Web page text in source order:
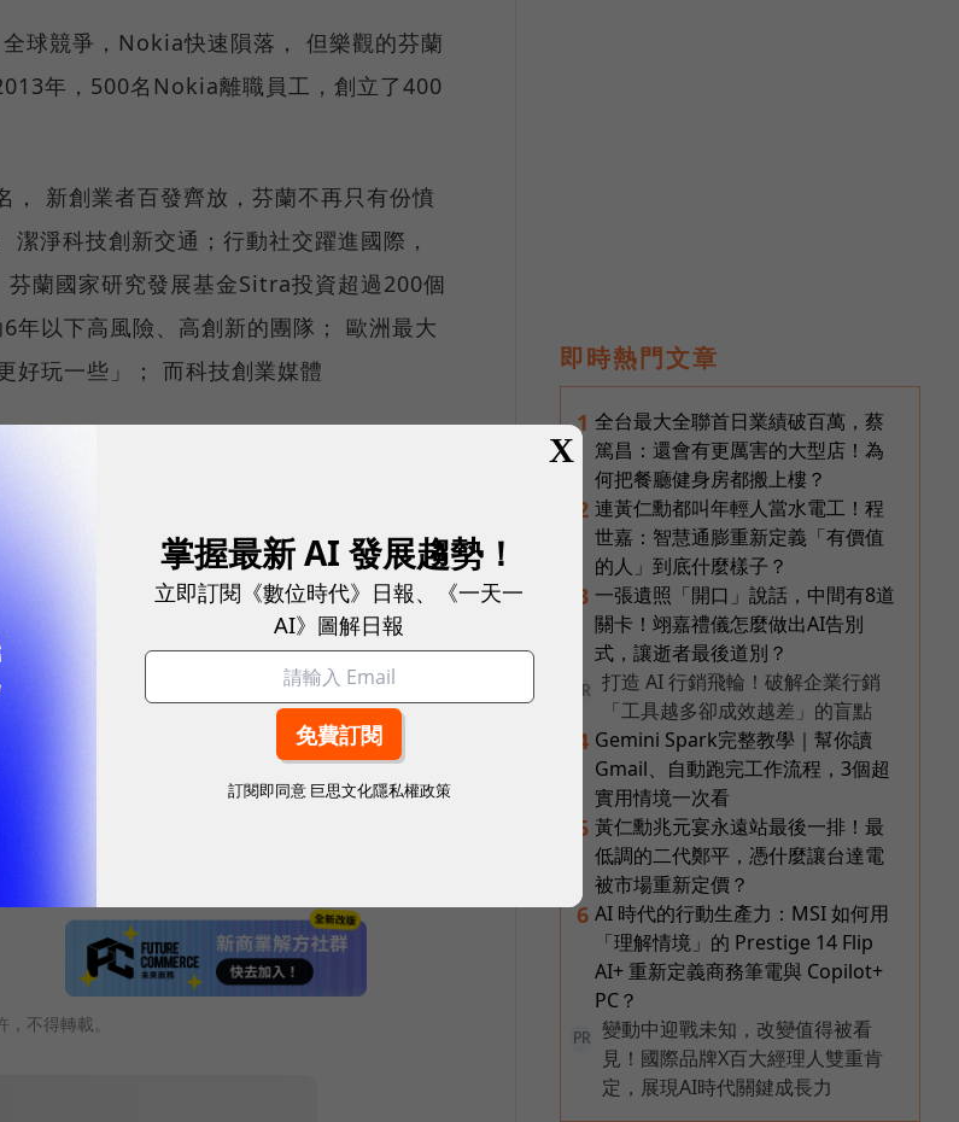
球競爭，Nokia快速隕落， 但樂觀的芬蘭
年，500名Nokia離職員工，創立了400
新創業者百發齊放，芬蘭不再只有份憤
淨科技創新交通；行動社交躍進國際，
蘭國家研究發展基金Sitra投資超過200個
年以下高風險、高創新的團隊； 歐洲最大
好玩一些」； 而科技創業媒體
數位時代》日報及社群活動訊息
亞洲的台灣，新世代的創業也正在奮力崛
8、9月《數位時代》將繼續走訪英、美
精神！
embed/9SycerLfuhA" frameborder="0"
不得轉載。
即時熱門文章
1 全台最大全聯首日業績破百萬，蔡
篤昌：還會有更厲害的大型店！為
何把餐廳健身房都搬上樓？
2 連黃仁勳都叫年輕人當水電工！程
世嘉：智慧通膨重新定義「有價值
的人」到底什麼樣子？
3 一張遺照「開口」說話，中間有8道
關卡！翊嘉禮儀怎麼做出AI告別
式，讓逝者最後道別？
PR
打造 AI 行銷飛輪！破解企業行銷
「工具越多卻成效越差」的盲點
4 Gemini Spark完整教學｜幫你讀
Gmail、自動跑完工作流程，3個超
實用情境一次看
5 黃仁勳兆元宴永遠站最後一排！最
低調的二代鄭平，憑什麼讓台達電
被市場重新定價？
6 AI 時代的行動生產力：MSI 如何用
「理解情境」的 Prestige 14 Flip
AI+ 重新定義商務筆電與 Copilot+
PC？
PR
變動中迎戰未知，改變值得被看
見！國際品牌X百大經理人雙重肯
定，展現AI時代關鍵成長力
X
掌握最新 AI 發展趨勢！
立即訂閱《數位時代》日報、《一天一
AI》圖解日報
訂閱即同意 巨思文化隱私權政策